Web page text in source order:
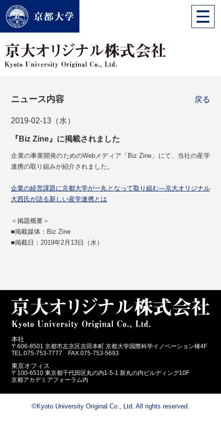
ニュース内容 戻る
2019-02-13（水）
『Biz Zine』に掲載されました
企業の事業開発のためのWebメディア「Biz Zine」にて、当社の産学
連携の取り組みが紹介されました。
企業の経営課題に京都大学が一丸となって取り組む―京大オリジナル
大西氏が語る新しい産学連携とは
＜掲題概要＞
■掲載媒体：Biz Zine
■掲載日：2019年2月13日（水）
本社
〒606-8501 京都市左京区吉田本町 京都大学国際科学イノベーション棟4F
TEL.075-753-7777 FAX.075-753-5693
東京オフィス
〒100-6510 東京都千代田区丸の内1-5-1 新丸の内ビルディング10F
京都アカデミアフォーラム内
©Kyoto University Original Co., Ltd. All rights reserved.